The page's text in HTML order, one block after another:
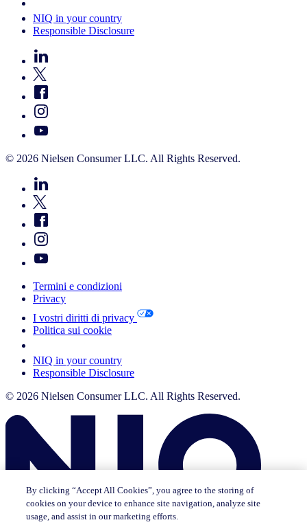
NIQ in your country
Responsible Disclosure
© 2026 Nielsen Consumer LLC. All Rights Reserved.
Termini e condizioni
Privacy
I vostri diritti di privacy
Politica sui cookie
NIQ in your country
Responsible Disclosure
© 2026 Nielsen Consumer LLC. All Rights Reserved.
By clicking “Accept All Cookies”, you agree to the storing of
cookies on your device to enhance site navigation, analyze site
usage, and assist in our marketing efforts.